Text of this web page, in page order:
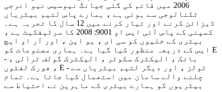
2006 میں قائم کی گئی جیانگ نیوسیس نیو انرجی
ٹکنالوجی سے ہوئی ہے ، ہمارے پاس لتیم بیٹریاں
ڈیزائن کرنے اور تیار کرنے میں 12 سال کا تجربہ ہے۔
کمپنی کے پاس آئی ایس او 9001: 2008 کا سرٹیفکیٹ ہے ،
بیٹری کے خلیوں کو سی ای ، یو این ، اور آر او ایچ
ایس کے ذریعہ منظور کیا گیا ہے۔ ہماری مصنوعات کو E
- بائک ، الیکٹرک سکوٹر ، الیکٹرک گولف ٹرالی ،
فورک لفٹوں ، E - ٹولز ، اور دیگر لتیم بیٹریاں سے
چلنے والے سامان میں استعمال کیا جاتا ہے۔ تمام
بیٹریوں کو ہمارے بیٹری کے ماہرین نے احتیاط سے